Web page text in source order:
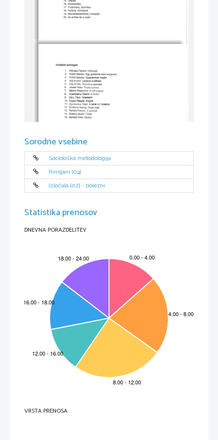
Sorodne vsebine
Sociološka metodologija
Rimljani [04]
Izločala [02] - bolezni
Statistika prenosov
DNEVNA PORAZDELITEV
VRSTA PRENOSA